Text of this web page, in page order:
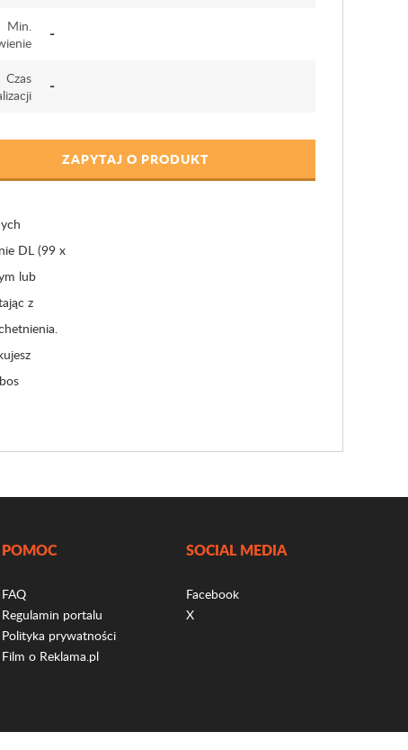
Min.
-
Czas
-
ZAPYTAJ O PRODUKT
DL (99 x
lub
z
POMOC
FAQ
Regulamin portalu
Polityka prywatności
Film o Reklama.pl
SOCIAL MEDIA
Facebook
X